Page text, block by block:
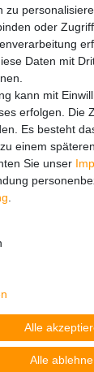
zu
oder
Daten mit
kann mit
erfolgen. Die
Es besteht
einem
Sie unser
Alle
Alle
mit dem
Geräten, die
folgendes
Sie können
führen
auf den
den Hausmüll
mehr als
mehr als
mehr als
die